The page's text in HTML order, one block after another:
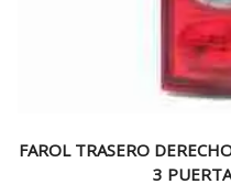
FAROL TRASERO
3